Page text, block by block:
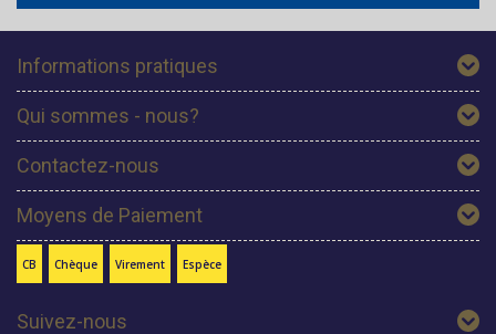
Informations pratiques
Qui sommes - nous?
Contactez-nous
Moyens de Paiement
CB Chèque Virement Espèce
Suivez-nous